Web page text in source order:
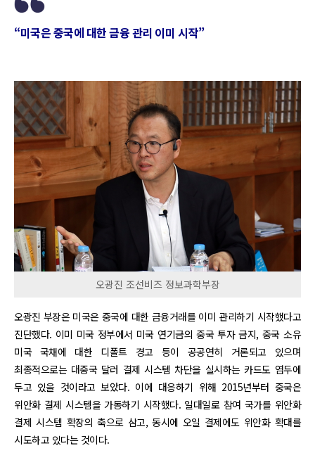
“미국은 중국에 대한 금융 관리 이미 시작”
오광진 조선비즈 정보과학부장
오광진 부장은 미국은 중국에 대한 금융거래를 이미 관리하기 시작했다고
진단했다. 이미 미국 정부에서 미국 연기금의 중국 투자 금지, 중국 소유
미국 국채에 대한 디폴트 경고 등이 공공연히 거론되고 있으며
최종적으로는 대중국 달러 결제 시스템 차단을 실시하는 카드도 염두에
두고 있을 것이라고 보았다. 이에 대응하기 위해 2015년부터 중국은
위안화 결제 시스템을 가동하기 시작했다. 일대일로 참여 국가를 위안화
결제 시스템 확장의 축으로 삼고, 동시에 오일 결제에도 위안화 확대를
시도하고 있다는 것이다.